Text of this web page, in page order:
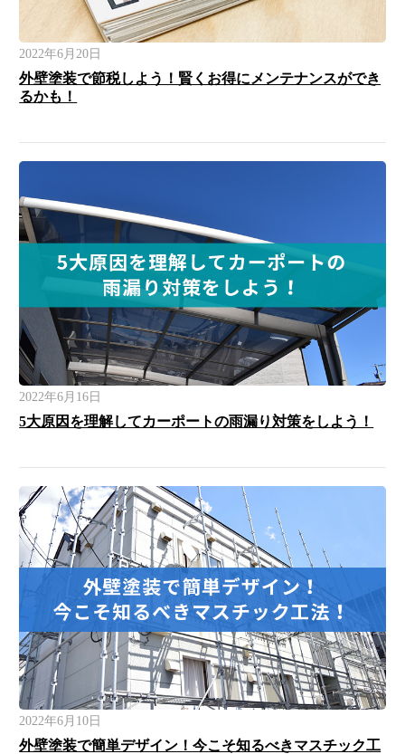
2022年6月20日
外壁塗装で節税しよう！賢くお得にメンテナンスができ
るかも！
2022年6月16日
5大原因を理解してカーポートの雨漏り対策をしよう！
2022年6月10日
外壁塗装で簡単デザイン！今こそ知るべきマスチック工